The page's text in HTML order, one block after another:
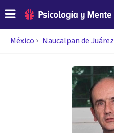
México Naucalpan de Juárez